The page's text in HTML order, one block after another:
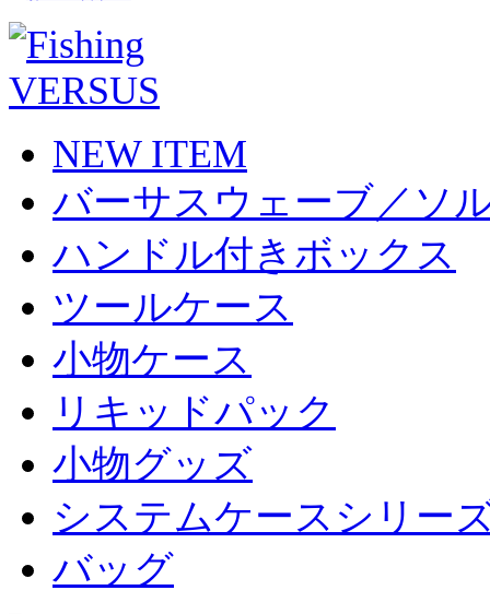
NEW ITEM
バーサスウェーブ／ソ
ハンドル付きボックス
ツールケース
小物ケース
リキッドパック
小物グッズ
システムケースシリー
バッグ